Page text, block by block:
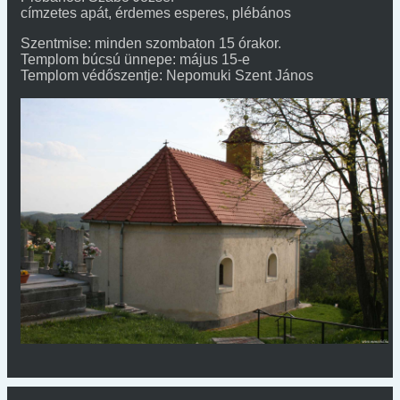
címzetes apát, érdemes esperes, plébános
Szentmise: minden szombaton 15 órakor.
Templom búcsú ünnepe: május 15-e
Templom védőszentje: Nepomuki Szent János